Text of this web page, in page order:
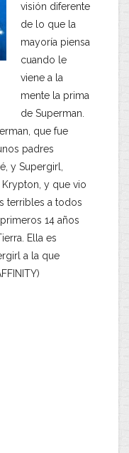
visión diferente
de lo que la
mayoría piensa
cuando le
viene a la
mente la prima
de Superman.
que fue
padres
y Supergirl,
Krypton, y que vio
terribles a todos
14 años
Ella es
a la que